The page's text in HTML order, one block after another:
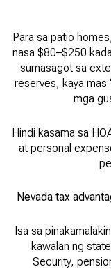
Para sa patio
nasa $80–$250
sumasagot sa
reserves, kaya mas
mga
Hindi kasama sa
at personal
Nevada tax
Isa sa
kawalan ng
Security,